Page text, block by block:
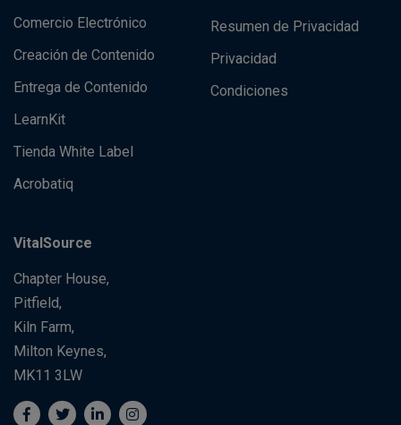
Comercio Electrónico
Creación de Contenido
Entrega de Contenido
LearnKit
Tienda White Label
Acrobatiq
Resumen de Privacidad
Privacidad
Condiciones
VitalSource
Chapter House,
Pitfield,
Kiln Farm,
Milton Keynes,
MK11 3LW